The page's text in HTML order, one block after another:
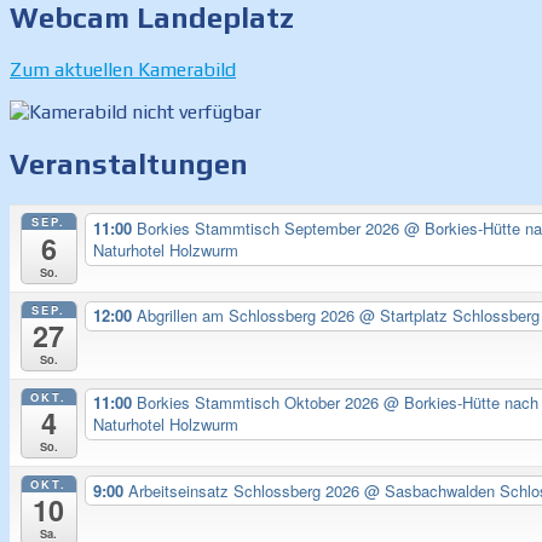
Webcam Landeplatz
Zum aktuellen Kamerabild
Veranstaltungen
SEP.
6
So.
11:00 Borkies Stammtisch September 2026 @ Borkies-Hütte
Naturhotel Holzwurm
SEP.
27
So.
12:00 Abgrillen am Schlossberg 2026 @ Startplatz Schlossberg
OKT.
4
So.
11:00 Borkies Stammtisch Oktober 2026 @ Borkies-Hütte nach
Naturhotel Holzwurm
OKT.
10
Sa.
9:00 Arbeitseinsatz Schlossberg 2026 @ Sasbachwalden